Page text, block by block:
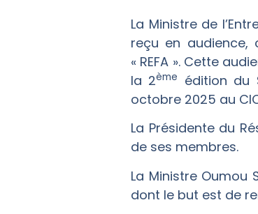
La Ministre de
reçu en audience,
« REFA ». Cette
la 2ème
édition du
octobre 2025 au
La Présidente du
de ses membres.
La Ministre Oumou
dont le but est de